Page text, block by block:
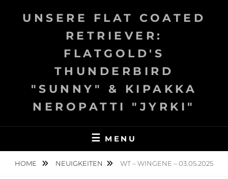
UNSERE FLAT COATED
RETRIEVER:
FLATGOLD'S
THUNDERBIRD
"SUNNY" & KIPAKKA
NEROPATTI "JYRKI"
MENU
HOME NEUIGKEITEN WT – WINGENE – 03.05.2025